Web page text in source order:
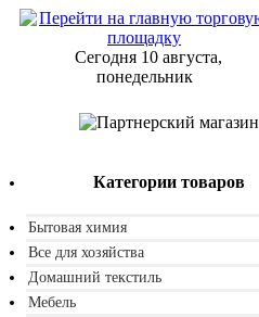
Сегодня 10 августа,
понедельник
Категории товаров
Бытовая химия
Все для хозяйства
Домашний текстиль
Мебель